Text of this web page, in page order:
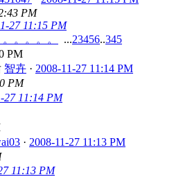
PM
27 11:15 PM
。。。。
...23456..345
PM
智卉 · 2008-11-27 11:14 PM
PM
27 11:14 PM
· 2008-11-27 11:13 PM
11:13 PM